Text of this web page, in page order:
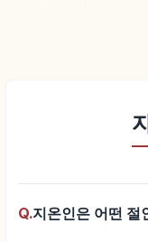
Q.지온인은 어떤 절